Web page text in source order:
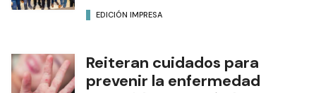
EDICIÓN IMPRESA
Reiteran cuidados para
prevenir la enfermedad